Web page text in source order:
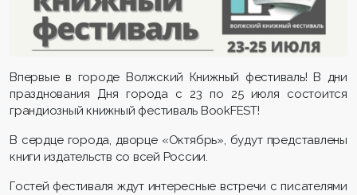
Впервые в городе Волжский Книжный фестиваль! В дни
празднования Дня города с 23 по 25 июля состоится
грандиозный книжный фестиваль BookFEST!
В сердце города, дворце «Октябрь», будут представлены
книги издательств со всей России.
Гостей фестиваля ждут интересные встречи с писателями